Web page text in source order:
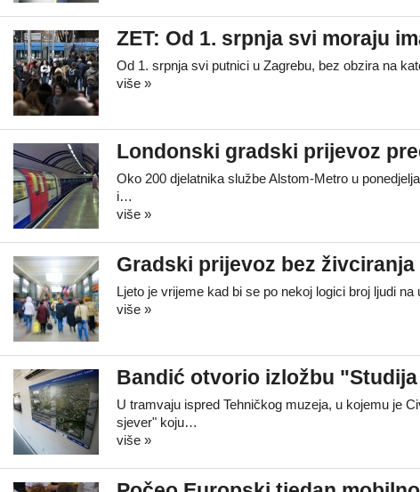
ZET: Od 1. srpnja svi moraju
Od 1. srpnja svi putnici u Zagrebu, bez obzira na
više »
Londonski gradski prijevoz
Oko 200 djelatnika službe Alstom-Metro u
i…
više »
Gradski prijevoz bez
Ljeto je vrijeme kad bi se po nekoj logici broj ljudi
više »
Bandić otvorio izložbu
U tramvaju ispred Tehničkog muzeja, u kojemu je
sjever" koju…
više »